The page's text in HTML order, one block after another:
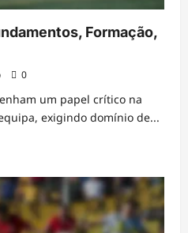
Formação,
0
um papel crítico na
exigindo domínio de...